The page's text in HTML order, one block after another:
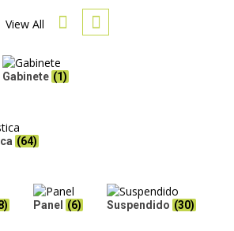
View All
Gabinete (1)
(64)
Panel (6) Suspendido (30)